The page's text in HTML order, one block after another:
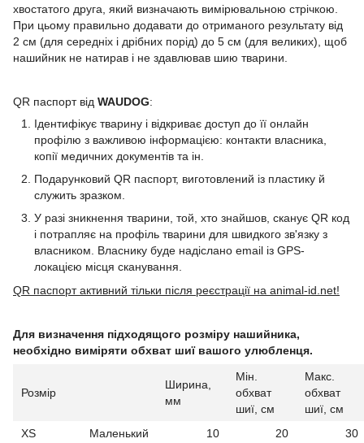
хвостатого друга, який визначають вимірювальною стрічкою.
При цьому правильно додавати до отриманого результату від
2 см (для середніх і дрібних порід) до 5 см (для великих), щоб
нашийник не натирав і не здавлював шию тварини.
QR паспорт від WAUDOG:
Ідентифікує тварину і відкриває доступ до її онлайн
профілю з важливою інформацією: контакти власника,
копії медичних документів та ін.
Подарунковий QR паспорт, виготовлений із пластику й
служить зразком.
У разі зникнення тварини, той, хто знайшов, сканує QR код
і потрапляє на профіль тварини для швидкого зв'язку з
власником. Власнику буде надіслано email із GPS-
локацією місця сканування.
QR паспорт активний тільки після реєстрації на animal-id.net!
Для визначення підходящого розміру нашийника,
необхідно виміряти обхват шиї вашого улюбленця.
Розмір
Ширина,
мм
Мін.
обхват
шиї, см
Макс.
обхват
шиї, см
XS
Маленький 10 20 30